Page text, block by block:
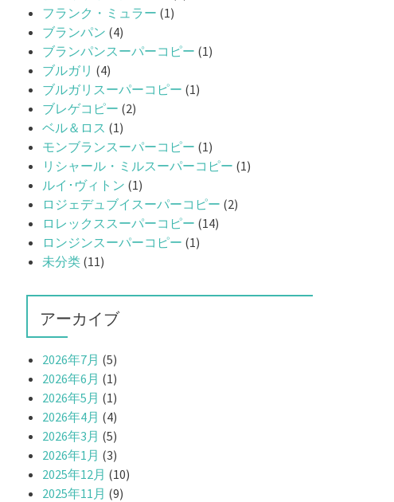
フランク・ミュラー (1)
ブランパン (4)
ブランパンスーパーコピー (1)
ブルガリ (4)
ブルガリスーパーコピー (1)
ブレゲコピー (2)
ベル＆ロス (1)
モンブランスーパーコピー (1)
リシャール・ミルスーパーコピー (1)
ルイ･ヴィトン (1)
ロジェデュブイスーパーコピー (2)
ロレックススーパーコピー (14)
ロンジンスーパーコピー (1)
未分类 (11)
アーカイブ
2026年7月 (5)
2026年6月 (1)
2026年5月 (1)
2026年4月 (4)
2026年3月 (5)
2026年1月 (3)
2025年12月 (10)
2025年11月 (9)